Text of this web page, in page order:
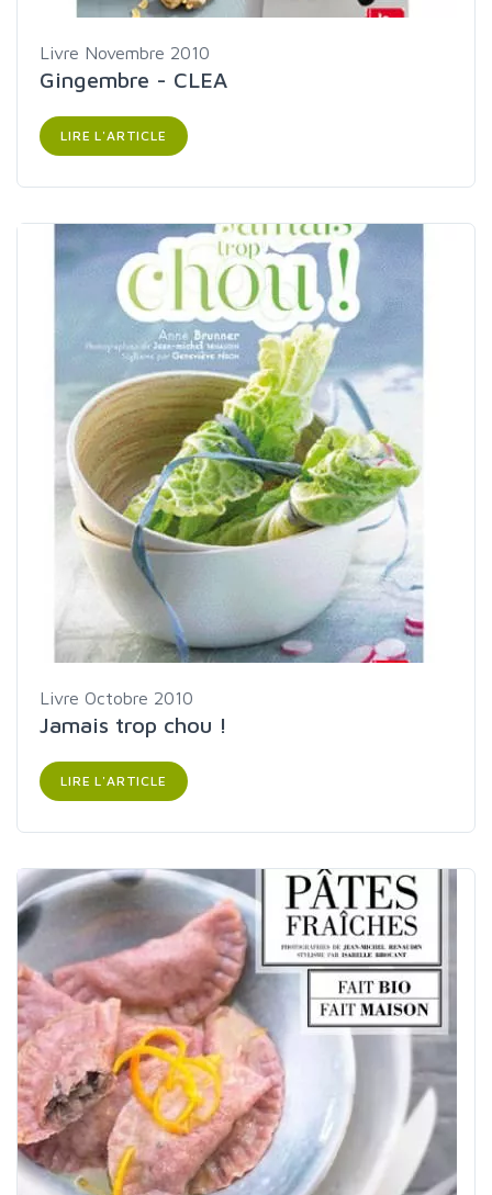
Livre Novembre 2010
Gingembre - CLEA
LIRE L'ARTICLE
Livre Octobre 2010
Jamais trop chou !
LIRE L'ARTICLE